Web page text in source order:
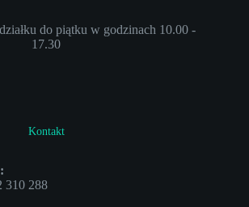
do piątku w godzinach 10.00 -
17.30
Kontakt
310 288